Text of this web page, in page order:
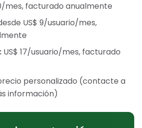
mes, facturado anualmente
US$ 9/usuario/mes,
US$ 17/usuario/mes, facturado
personalizado (contacte a
información)